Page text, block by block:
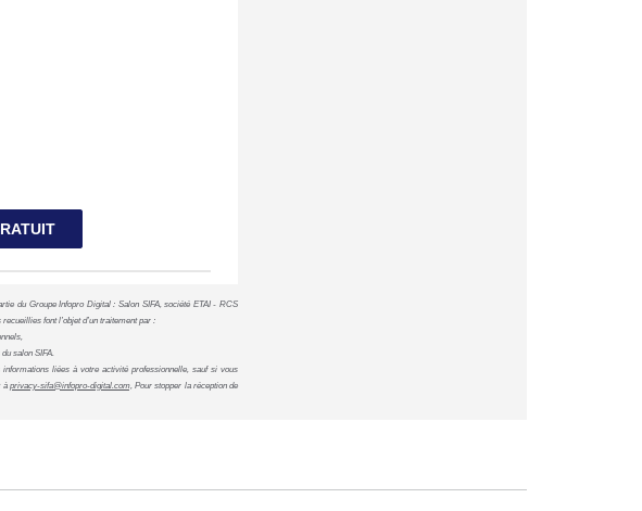
du Groupe Infopro Digital : Salon SIFA, société ETAI - RCS
font l’objet d’un traitement par :
salon SIFA.
liées à votre activité professionnelle, sauf si vous
à privacy-sifa@infopro-digital.com,Pour stopper la réception de